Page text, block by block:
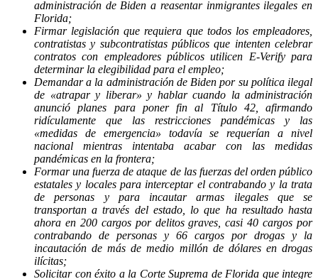
administración de Biden a reasentar inmigrantes ilegales en
Florida;
Firmar legislación que requiera que todos los empleadores,
contratistas y subcontratistas públicos que intenten celebrar
contratos con empleadores públicos utilicen E-Verify para
determinar la elegibilidad para el empleo;
Demandar a la administración de Biden por su política ilegal
de «atrapar y liberar» y hablar cuando la administración
anunció planes para poner fin al Título 42, afirmando
ridículamente que las restricciones pandémicas y las
«medidas de emergencia» todavía se requerían a nivel
nacional mientras intentaba acabar con las medidas
pandémicas en la frontera;
Formar una fuerza de ataque de las fuerzas del orden público
estatales y locales para interceptar el contrabando y la trata
de personas y para incautar armas ilegales que se
transportan a través del estado, lo que ha resultado hasta
ahora en 200 cargos por delitos graves, casi 40 cargos por
contrabando de personas y 66 cargos por drogas y la
incautación de más de medio millón de dólares en drogas
ilícitas;
Solicitar con éxito a la Corte Suprema de Florida que integre